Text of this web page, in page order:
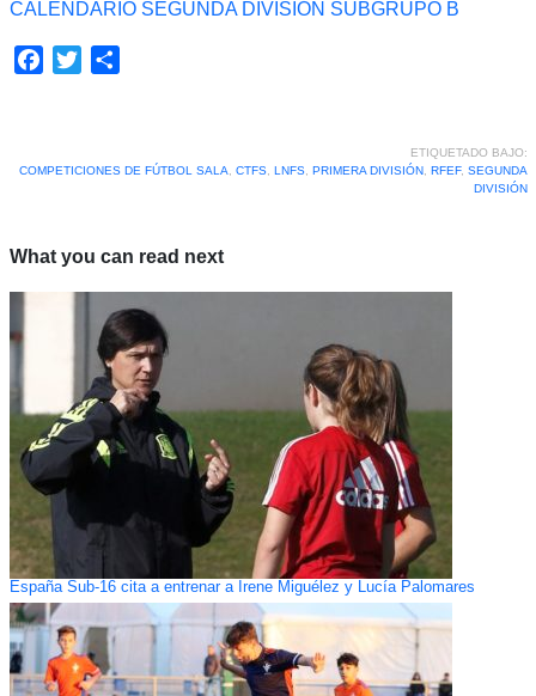
CALENDARIO SEGUNDA DIVISIÓN SUBGRUPO B
Facebook
Twitter
ETIQUETADO BAJO:
COMPETICIONES DE FÚTBOL SALA
CTFS, LNFS, PRIMERA DIVISIÓN, RFEF, SEGUNDA
DIVISIÓN
What you can read next
España Sub-16 cita a entrenar a Irene Miguélez y Lucía Palomares